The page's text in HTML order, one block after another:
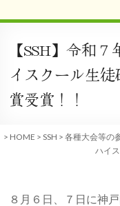
【SSH】令和
イスクール生
賞受賞！！
> HOME > SSH > 各種大会等の
ハイ
８月６日、７日に神